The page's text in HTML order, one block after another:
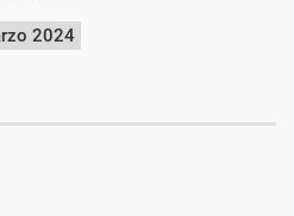
2024